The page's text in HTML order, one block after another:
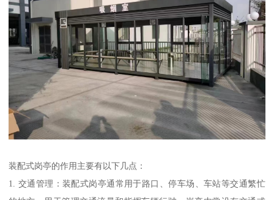
装配式岗亭的作用主要有以下几点：
1. 交通管理：装配式岗亭通常用于路口、停车场、车站等交通繁忙